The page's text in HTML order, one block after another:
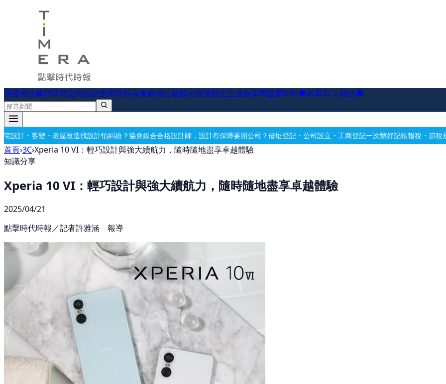
房產資訊棒球籃球室內設計創業理財美食寵物公益觀光旅遊藝文生活旗津專區新聞時事教育3C人物故事
改造找設計怕糾紛？協會媒合合格設計師，設計有保障要開公司？借址登記・公司設立・工商登記一次辦好記帳報稅・節稅規劃・帳務健檢 借址
首頁›3C›Xperia 10 VI：輕巧設計與強大續航力，隨時隨地盡享卓越體驗
知識分享
Xperia 10 VI：輕巧設計與強大續航力，隨時隨地盡享卓越體驗
2025/04/21
點擊時代時報／記者許雅涵 報導